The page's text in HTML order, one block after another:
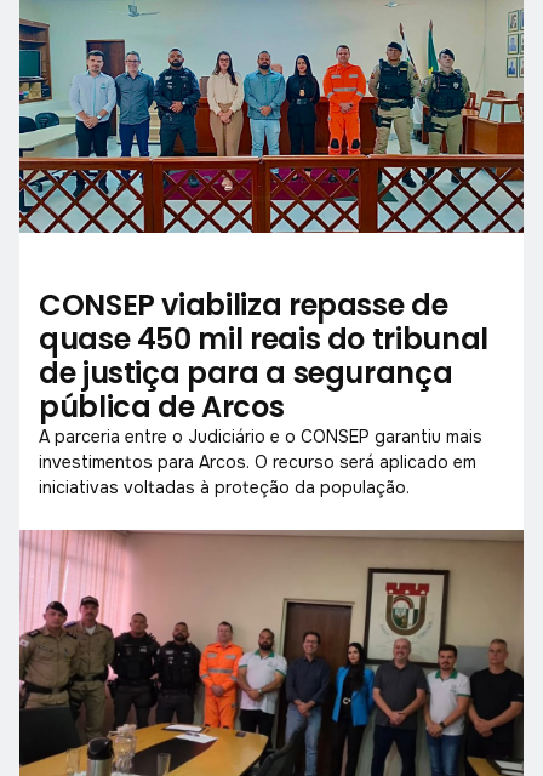
CONSEP viabiliza repasse de
quase 450 mil reais do tribunal
de justiça para a segurança
pública de Arcos
A parceria entre o Judiciário e o CONSEP garantiu mais
investimentos para Arcos. O recurso será aplicado em
iniciativas voltadas à proteção da população.